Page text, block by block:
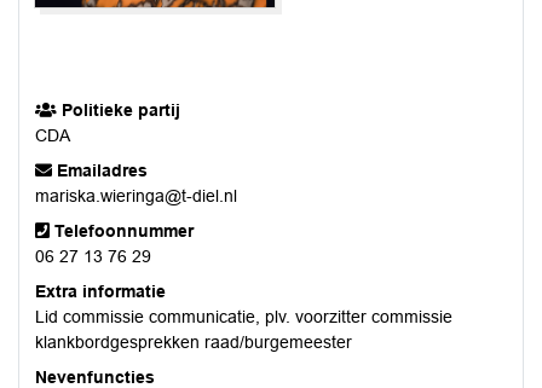
Politieke partij
CDA
Emailadres
mariska.wieringa@t-diel.nl
Telefoonnummer
06 27 13 76 29
Extra informatie
Lid commissie communicatie, plv. voorzitter commissie
klankbordgesprekken raad/burgemeester
Nevenfuncties